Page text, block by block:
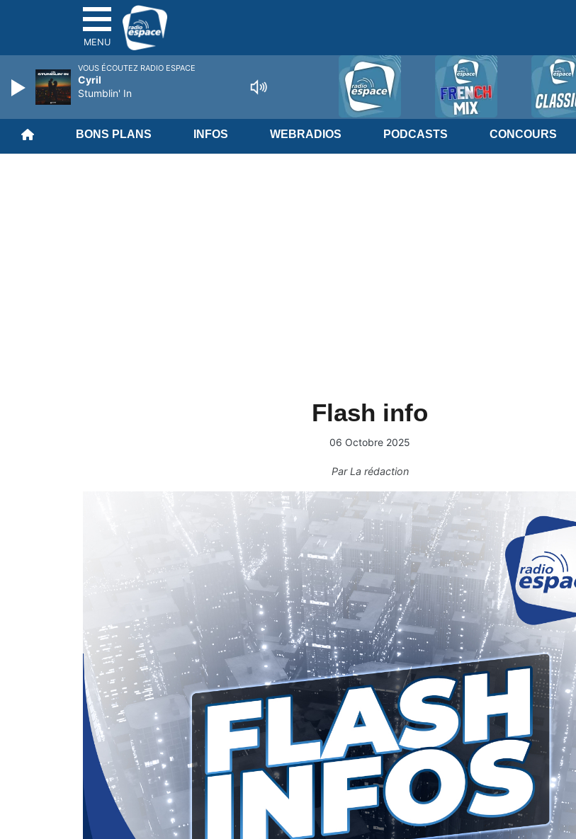
MENU
BONS PLANS INFOS WEBRADIOS PODCASTS CONCOURS
Flash info
06 Octobre 2025
ParLa rédaction
VOUS ÉCOUTEZ RADIO ESPACE
Cyril
Stumblin' In